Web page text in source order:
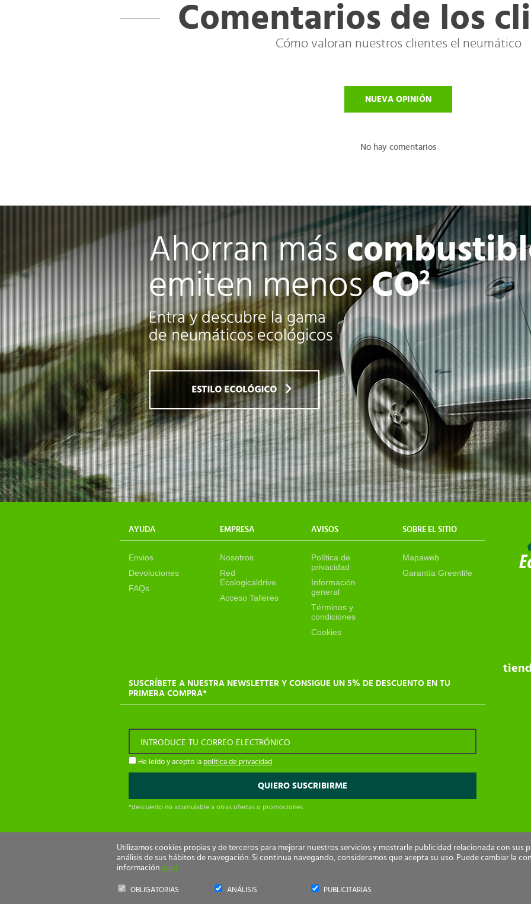
Comentarios de los
Cómo valoran nuestros clientes el neumático
NUEVA OPINIÓN
No hay comentarios
AYUDA EMPRESA AVISOS SOBRE EL SITIO
Envios
Devoluciones
FAQs
Nosotros
Red
Ecologicaldrive
Acceso Talleres
Política de
privacidad
Información
general
Términos y
condiciones
Cookies
Mapaweb
Garantía Greenlife
SUSCRÍBETE A NUESTRA NEWSLETTER Y CONSIGUE UN 5% DE DESCUENTO EN TU
PRIMERA COMPRA*
INTRODUCE TU CORREO ELECTRÓNICO
He leído y acepto la política de privacidad
*descuento no acumulable a otras ofertas o promociones.
Ecological Drive Copyright 2026 - Todos los derechos reservados.
by
nts
Utilizamos cookies propias y de terceros para mejorar nuestros servicios y mostrarle publicidad relacionada con sus
análisis de sus hábitos de navegación. Si continua navegando, consideramos que acepta su uso. Puede cambiar la
información aquí
OBLIGATORIAS ANÁLISIS PUBLICITARIAS